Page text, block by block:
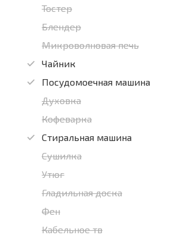
Тостер
Блендер
Микроволновая печь
Чайник
Посудомоечная машина
Духовка
Кофеварка
Стиральная машина
Сушилка
Утюг
Гладильная доска
Фен
Кабельное тв